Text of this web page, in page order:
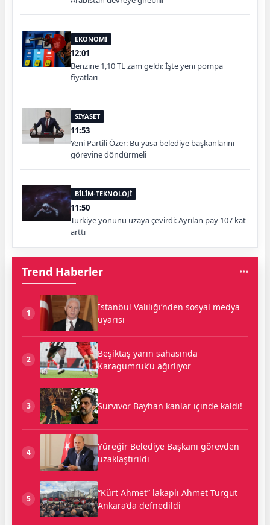
EKONOMİ
12:01
Benzine 1,10 TL zam geldi: İşte yeni pompa
fiyatları
SİYASET
11:53
Yeni Partili Özer: Bu yasa belediye başkanlarını
görevine döndürmeli
BİLİM-TEKNOLOJİ
11:50
Türkiye yönünü uzaya çevirdi: Ayrılan pay 107 kat
arttı
Trend Haberler
1
İstanbul Valiliği’nden sosyal medya
uyarısı
2
Beşiktaş yarın sahasında
Karagümrük’ü ağırlıyor
3 Survivor Bayhan kanlar içinde kaldı!
4
Yüreğir Belediye Başkanı görevden
uzaklaştırıldı
5
“Kürt Ahmet” lakaplı Ahmet Turgut
Ankara’da defnedildi